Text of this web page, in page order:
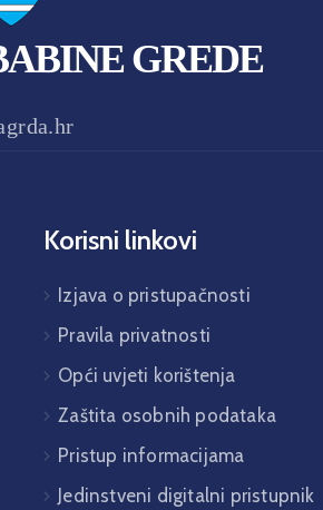
GREDE
Korisni linkovi
Izjava o pristupačnosti
Pravila privatnosti
Opći uvjeti korištenja
Zaštita osobnih podataka
Pristup informacijama
Jedinstveni digitalni pristupnik